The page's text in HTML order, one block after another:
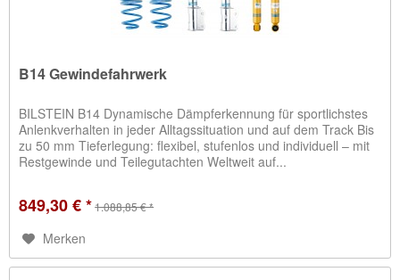
B14 Gewindefahrwerk
BILSTEIN B14 Dynamische Dämpferkennung für sportlichstes
Anlenkverhalten in jeder Alltagssituation und auf dem Track Bis
zu 50 mm Tieferlegung: flexibel, stufenlos und individuell – mit
Restgewinde und Teilegutachten Weltweit auf...
849,30 € *1.088,85 € *
Merken